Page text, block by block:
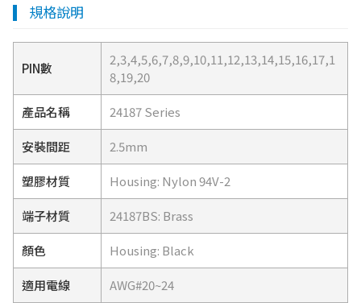
規格說明
PIN數
2,3,4,5,6,7,8,9,10,11,12,13,14,15,16,17,1
8,19,20
產品名稱 24187 Series
安裝間距 2.5mm
塑膠材質 Housing: Nylon 94V-2
端子材質 24187BS: Brass
顏色 Housing: Black
適用電線 AWG#20~24